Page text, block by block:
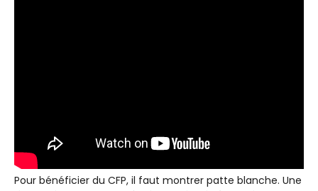
Pour bénéficier du CFP, il faut montrer patte blanche. Une